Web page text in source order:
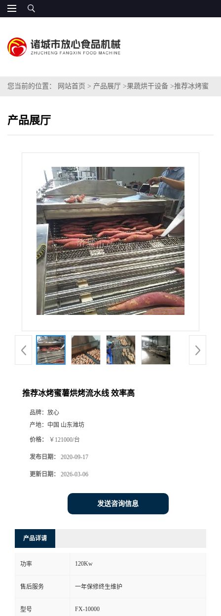
您当前的位置： 网站首页 > 产品展厅 >果蔬烘干设备 >推荐冰烤蜜
产品展厅
推荐冰烤蜜薯烘烤流水线 效率高
品牌： 放心
产地： 中国 山东潍坊
价格： ￥121000/台
发布日期： 2020-09-17
更新日期： 2026-03-06
发送咨询信息
产品详请
功率 120Kw
售后服务 一年保修终生维护
型号 FX-10000